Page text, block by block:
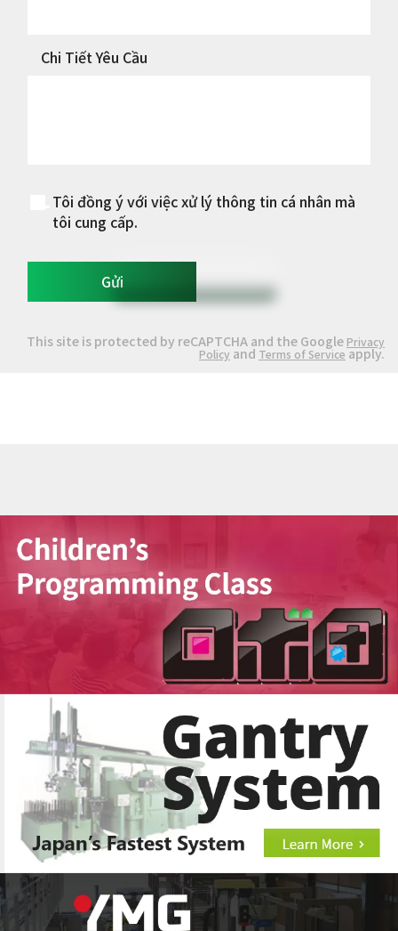
Chi Tiết Yêu Cầu
Tôi đồng ý với việc xử lý thông tin cá nhân mà
tôi cung cấp.
Gửi
This site is protected by reCAPTCHA and the Google Privacy
Policy and Terms of Serviceapply.